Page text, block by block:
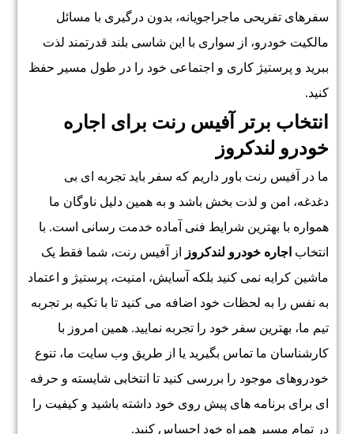
سفرهای تفریحی ماجراجویانه، بدون درگیری با مسائل
مالکیت خودرو، از سواری با این شاسی بلند قدرتمند لذت
ببرید و پرستیژ کاری و اجتماعی خود را در طول مسیر حفظ
کنید.
انتخاب برتر آفیس رنت برای اجاره
خودرو لندکروز
ما در آفیس رنت باور داریم که سفر باید تجربه ای بی
دغدغه، امن و لذت بخش باشد و به همین دلیل ناوگان ما
همواره با بهترین شرایط فنی آماده خدمت رسانی است. با
انتخاب اجاره خودرو لندکروز
از آفیس رنت، شما فقط یک
ماشین کرایه نمی کنید بلکه آسایش، امنیت، پرستیژ و اعتماد
به نفس را به لحظات خود اضافه می کنید تا با تکیه بر تجربه
تیم ما، بهترین سفر خود را تجربه نمایید. همین امروز با
کارشناسان ما تماس بگیرید یا از طریق وب سایت ما، تنوع
خودروهای موجود را بررسی کنید تا انتخابی شایسته و حرفه
ای برای برنامه های پیش روی خود داشته باشید و کیفیت را
در تمام مسیر همراه خود احساس کنید.